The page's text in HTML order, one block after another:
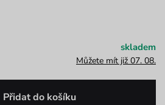
skladem
Můžete mít již 07. 08.
Přidat do košíku